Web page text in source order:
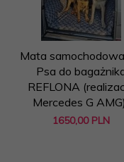
Mata
Psa do
REFLONA
Mercedes G
1650,00 PLN